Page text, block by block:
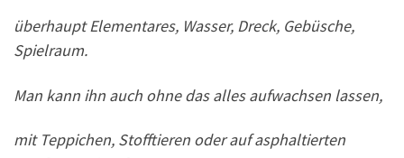
überhaupt Elementares, Wasser, Dreck, Gebüsche,
Spielraum.
Man kann ihn auch ohne das alles aufwachsen lassen,
mit Teppichen, Stofftieren oder auf asphaltierten